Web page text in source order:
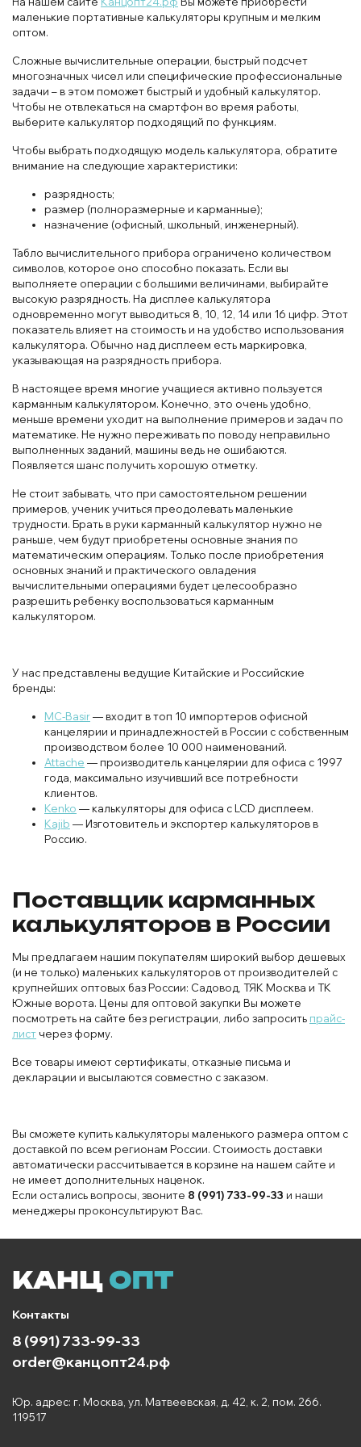
маленькие портативные калькуляторы крупным и мелким
оптом.
Сложные вычислительные операции, быстрый подсчет
многозначных чисел или специфические профессиональные
задачи – в этом поможет быстрый и удобный калькулятор.
Чтобы не отвлекаться на смартфон во время работы,
выберите калькулятор подходящий по функциям.
Чтобы выбрать подходящую модель калькулятора, обратите
внимание на следующие характеристики:
разрядность;
размер (полноразмерные и карманные);
назначение (офисный, школьный, инженерный).
Табло вычислительного прибора ограничено количеством
символов, которое оно способно показать. Если вы
выполняете операции с большими величинами, выбирайте
высокую разрядность. На дисплее калькулятора
одновременно могут выводиться 8, 10, 12, 14 или 16 цифр. Этот
показатель влияет на стоимость и на удобство использования
калькулятора. Обычно над дисплеем есть маркировка,
указывающая на разрядность прибора.
В настоящее время многие учащиеся активно пользуется
карманным калькулятором. Конечно, это очень удобно,
меньше времени уходит на выполнение примеров и задач по
математике. Не нужно переживать по поводу неправильно
выполненных заданий, машины ведь не ошибаются.
Появляется шанс получить хорошую отметку.
Не стоит забывать, что при самостоятельном решении
примеров, ученик учиться преодолевать маленькие
трудности. Брать в руки карманный калькулятор нужно не
раньше, чем будут приобретены основные знания по
математическим операциям. Только после приобретения
основных знаний и практического овладения
вычислительными операциями будет целесообразно
разрешить ребенку воспользоваться карманным
калькулятором.
У нас представлены ведущие Китайские и Российские
бренды:
MC-Basir— входит в топ 10 импортеров офисной
канцелярии и принадлежностей в России с собственным
производством более 10 000 наименований.
Attache — производитель канцелярии для офиса с 1997
года, максимально изучивший все потребности
клиентов.
Kenko — калькуляторы для офиса с LCD дисплеем.
Kajib — Изготовитель и экспортер калькуляторов в
Россию.
Поставщик карманных
калькуляторов в России
Мы предлагаем нашим покупателям широкий выбор дешевых
(и не только) маленьких калькуляторов от производителей с
крупнейших оптовых баз России: Садовод, ТЯК Москва и ТК
Южные ворота. Цены для оптовой закупки Вы можете
посмотреть на сайте без регистрации, либо запросить прайс-
лист через форму.
Все товары имеют сертификаты, отказные письма и
декларации и высылаются совместно с заказом.
Вы сможете купить калькуляторы маленького размера оптом с
доставкой по всем регионам России. Стоимость доставки
автоматически рассчитывается в корзине на нашем сайте и
не имеет дополнительных наценок.
Если остались вопросы, звоните 8 (991) 733-99-33 и наши
менеджеры проконсультируют Вас.
Контакты
8 (991) 733-99-33
order@канцопт24.рф
Юр. адрес: г. Москва, ул. Матвеевская, д. 42, к. 2, пом. 266.
119517